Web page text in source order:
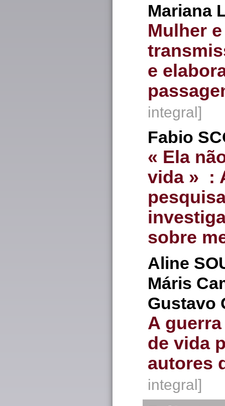
Mariana
Mulher
e
integral]
Fabio
« Ela
vida » :
sobre
Aline
Máris
Gustavo
A
de vida
autores
integral]